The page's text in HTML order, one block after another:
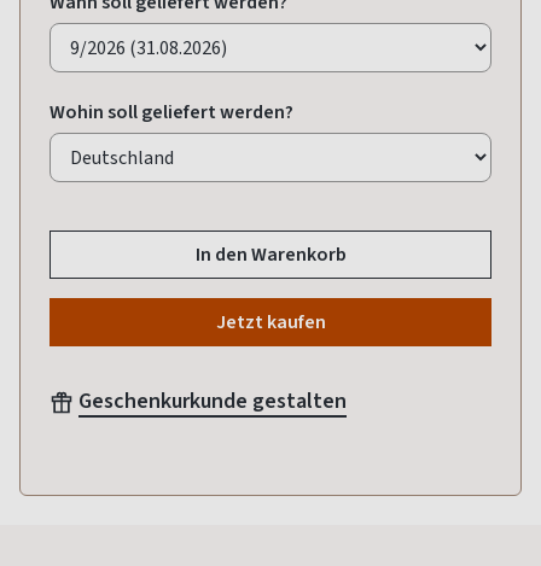
Wohin soll geliefert werden?
In den Warenkorb
Jetzt kaufen
Geschenkurkunde gestalten